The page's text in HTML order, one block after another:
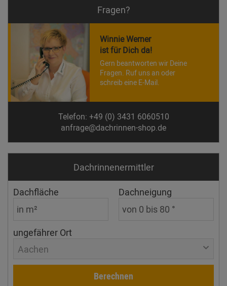
Fragen?
Winnie Werner
ist für Dich da!
Gern beantworten wir Deine
Fragen. Ruf uns an oder
schreib eine E-Mail.
Telefon: +49 (0) 3431 6060510
anfrage@dachrinnen-shop.de
Dachrinnen­ermittler
Dachfläche Dachneigung
ungefährer Ort
Aachen
Berechnen